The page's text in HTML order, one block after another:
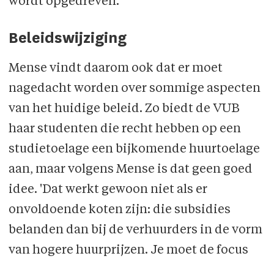
Beleidswijziging
Mense vindt daarom ook dat er moet
nagedacht worden over sommige aspecten
van het huidige beleid. Zo biedt de VUB
haar studenten die recht hebben op een
studie­toelage een bijkomende huurtoelage
aan, maar volgens Mense is dat geen goed
idee. 'Dat werkt gewoon niet als er
onvoldoende koten zijn: die subsidies
belanden dan bij de verhuurders in de vorm
van hogere huur­prijzen. Je moet de focus